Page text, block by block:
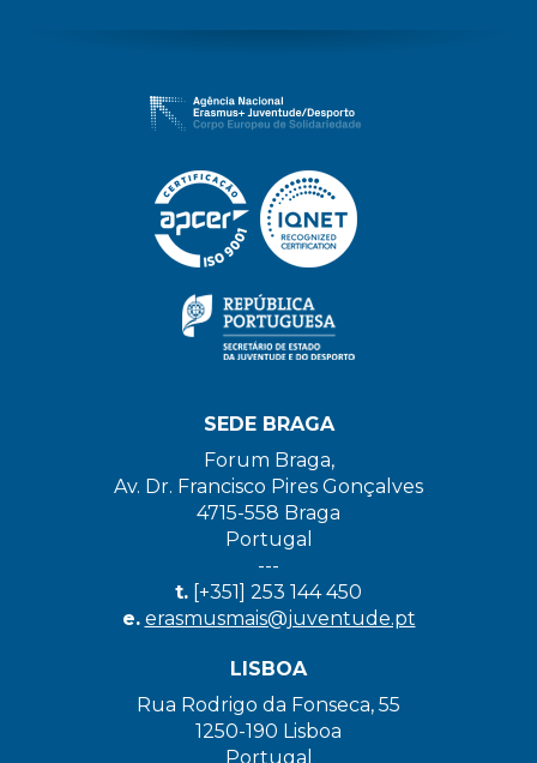
SEDE BRAGA
Forum Braga,
Av. Dr. Francisco Pires Gonçalves
4715-558 Braga
Portugal
---
t. [+351] 253 144 450
e. erasmusmais@juventude.pt
LISBOA
Rua Rodrigo da Fonseca, 55
1250-190 Lisboa
Portugal